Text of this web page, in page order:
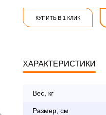
КУПИТЬ В 1 КЛИК
ХАРАКТЕРИСТИКИ
Вес, кг
Размер, см